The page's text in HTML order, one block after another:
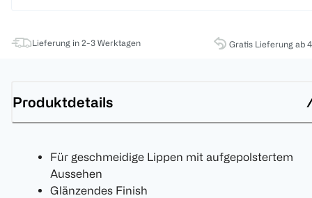
Lieferung in 2-3 Werktagen Gratis Lieferung ab
Produktdetails
Für geschmeidige Lippen mit aufgepolstertem
Aussehen
Glänzendes Finish